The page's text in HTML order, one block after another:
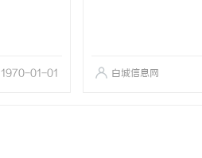
1970-01-01 白城信息网